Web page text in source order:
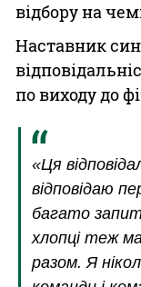
відбору на
Наставник
по виходу до
«Ця
відповідаю
багато
хлопці теж
разом. Я